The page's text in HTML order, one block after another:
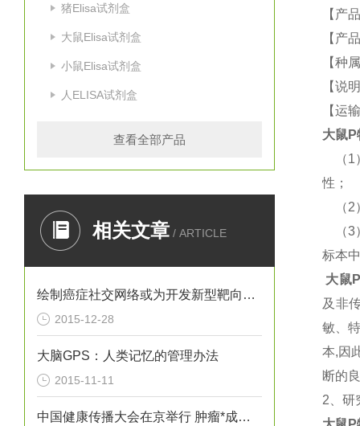
猪Elisa试剂盒
大鼠Elisa试剂盒
小鼠Elisa试剂盒
人ELISA试剂盒
查看全部产品
相关文章 / ARTICLE
绘制癌症社交网络或为开发新型靶向疗法提供思路
2015-12-28
大脑GPS：人类记忆的管理办法
2015-11-11
中国健康传播大会在京举行 肿瘤*成为热议焦点
【产
【产
【种
【说
【运
大鼠P
（1
性；
（2
（3
标本
大鼠P
及非
敏、
本,因
断的
2 、